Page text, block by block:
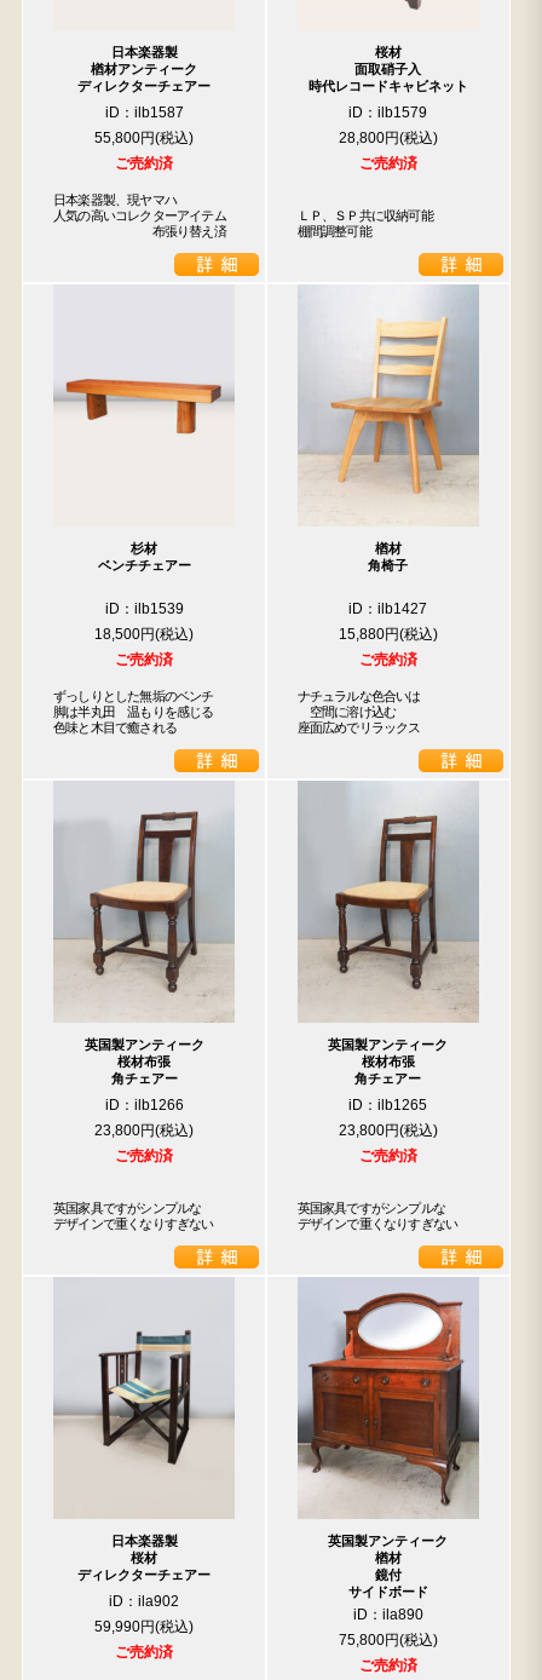
日本楽器製
楢材アンティーク
ディレクターチェアー
iD：ilb1587
55,800円
ご売約済
日本楽器製、現ヤマハ
人気の高いコレクターアイテム
布張り替え済
桜材
面取硝子入
時代レコードキャビネット
iD：ilb1579
28,800円
ご売約済
ＬＰ、ＳＰ共に収納可能
棚間調整可能
杉材
ベンチチェアー
iD：ilb1539
18,500円
ご売約済
ずっしりとした無垢のベンチ
脚は半丸田　温もりを感じる
色味と木目で癒される
楢材
角椅子
iD：ilb1427
15,880円
ご売約済
ナチュラルな色合いは
空間に溶け込む
座面広めでリラックス
英国製アンティーク
桜材布張
角チェアー
iD：ilb1266
23,800円
ご売約済
英国家具ですがシンプルな
デザインで重くなりすぎない
英国製アンティーク
桜材布張
角チェアー
iD：ilb1265
23,800円
ご売約済
英国家具ですがシンプルな
デザインで重くなりすぎない
日本楽器製
桜材
ディレクターチェアー
iD：ila902
59,990円
ご売約済
英国製アンティーク
楢材
鏡付
サイドボード
iD：ila890
75,800円
ご売約済
人気の検索キーワード
2557 松本民芸 踏台 2678
2905 B2770